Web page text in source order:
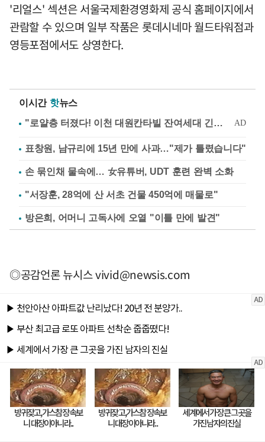
'리얼스' 섹션은 서울국제환경영화제 공식 홈페이지에서
관람할 수 있으며 일부 작품은 롯데시네마 월드타워점과
영등포점에서도 상영한다.
이시간 핫뉴스
표창원, 남규리에 15년 만에 사과…"제가 틀렸습니다"
손 묶인채 물속에… 女유튜버, UDT 훈련 완벽 소화
"서장훈, 28억에 산 서초 건물 450억에 매물로"
방은희, 어머니 고독사에 오열 "이틀 만에 발견"
◎공감언론 뉴시스vivid@newsis.com